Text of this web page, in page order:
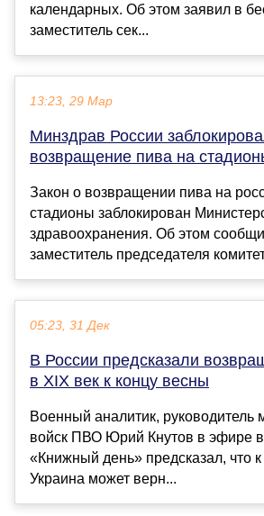
календарных. Об этом заявил в
заместитель сек...
13:23, 29 Мар
Минздрав России
возвращение пива на
Закон о возвращении пива на
стадионы заблокирован
здравоохранения. Об этом
заместитель председателя
05:23, 31 Дек
В России предсказали
в XIX век к концу весны
Военный аналитик, руководитель
войск ПВО Юрий Кнутов в эфире
«Книжный день» предсказал, что
Украина может верн...